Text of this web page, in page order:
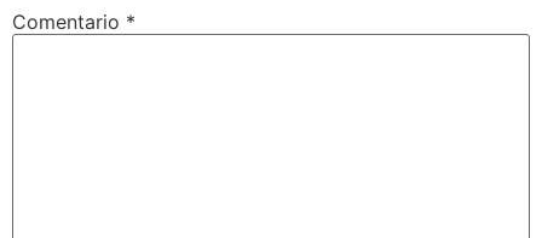
Comentario *